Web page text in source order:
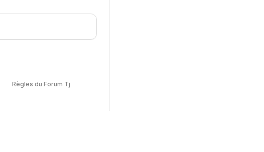
Règles du Forum Tj